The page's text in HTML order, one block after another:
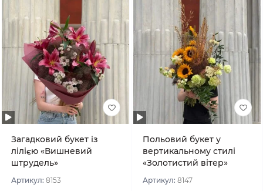
Загадковий букет із
лілією «Вишневий
штрудель»
Артикул: 8153
Польовий букет у
вертикальному стилі
«Золотистий вітер»
Артикул: 8147